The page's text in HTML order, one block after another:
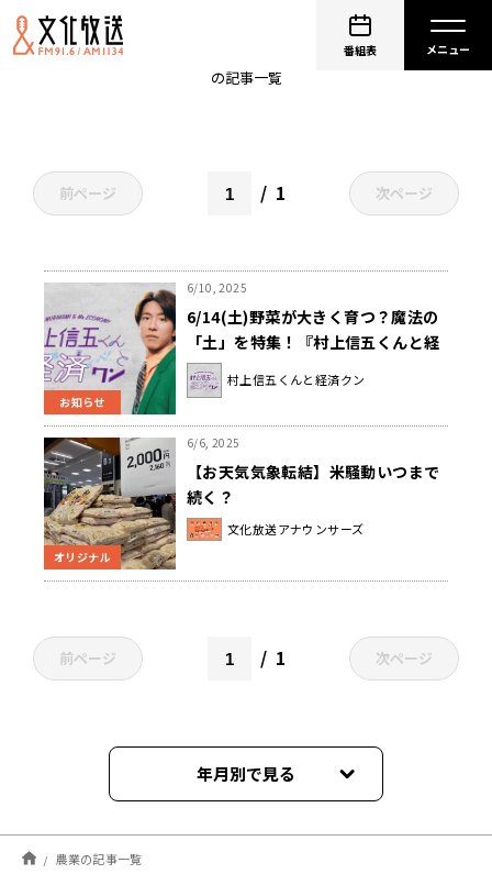
番組表
の記事一覧
前ページ 1 次ページ
お知らせ
6/10, 2025
6/14(土)野菜が大きく育つ？魔法の
「土」を特集！『村上信五くんと経
済クン』
村上信五くんと経済クン
オリジナル
6/6, 2025
【お天気気象転結】米騒動いつまで
続く？
文化放送アナウンサーズ
前ページ 1 次ページ
年月別で見る
2026年06月
農業の記事一覧